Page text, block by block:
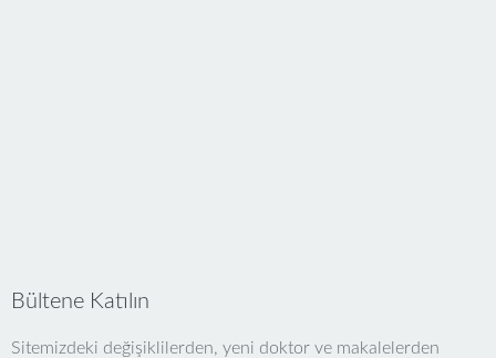
Bültene Katılın
Sitemizdeki değişiklilerden, yeni doktor ve makalelerden